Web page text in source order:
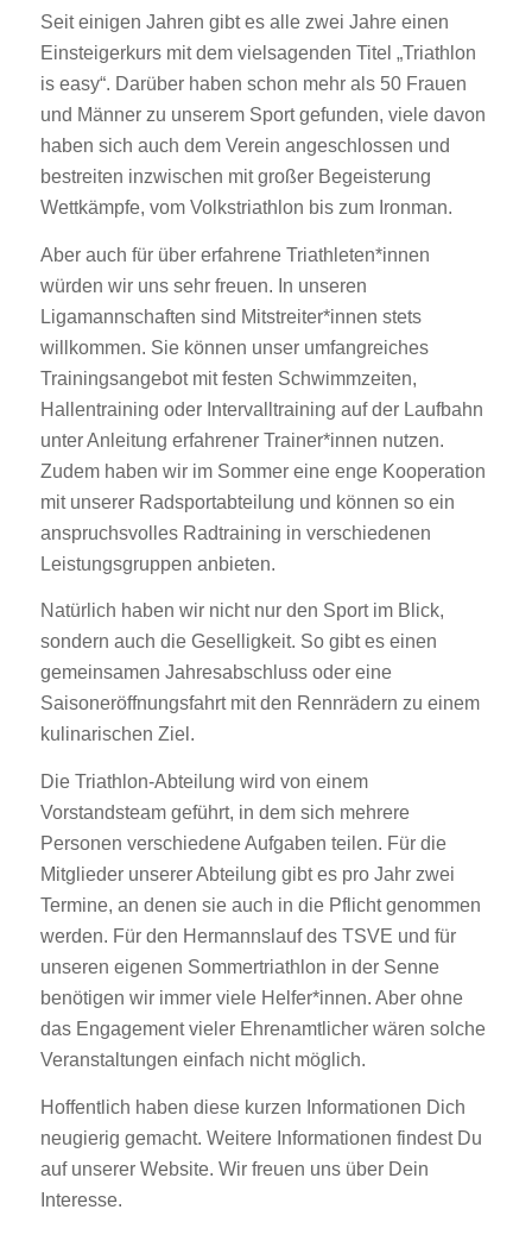
Seit einigen Jahren gibt es alle zwei Jahre einen
Einsteigerkurs mit dem vielsagenden Titel „Triathlon
is easy“. Darüber haben schon mehr als 50 Frauen
und Männer zu unserem Sport gefunden, viele davon
haben sich auch dem Verein angeschlossen und
bestreiten inzwischen mit großer Begeisterung
Wettkämpfe, vom Volkstriathlon bis zum Ironman.
Aber auch für über erfahrene Triathleten*innen
würden wir uns sehr freuen. In unseren
Ligamannschaften sind Mitstreiter*innen stets
willkommen. Sie können unser umfangreiches
Trainingsangebot mit festen Schwimmzeiten,
Hallentraining oder Intervalltraining auf der Laufbahn
unter Anleitung erfahrener Trainer*innen nutzen.
Zudem haben wir im Sommer eine enge Kooperation
mit unserer Radsportabteilung und können so ein
anspruchsvolles Radtraining in verschiedenen
Leistungsgruppen anbieten.
Natürlich haben wir nicht nur den Sport im Blick,
sondern auch die Geselligkeit. So gibt es einen
gemeinsamen Jahresabschluss oder eine
Saisoneröffnungsfahrt mit den Rennrädern zu einem
kulinarischen Ziel.
Die Triathlon-Abteilung wird von einem
Vorstandsteam geführt, in dem sich mehrere
Personen verschiedene Aufgaben teilen. Für die
Mitglieder unserer Abteilung gibt es pro Jahr zwei
Termine, an denen sie auch in die Pflicht genommen
werden. Für den Hermannslauf des TSVE und für
unseren eigenen Sommertriathlon in der Senne
benötigen wir immer viele Helfer*innen. Aber ohne
das Engagement vieler Ehrenamtlicher wären solche
Veranstaltungen einfach nicht möglich.
Hoffentlich haben diese kurzen Informationen Dich
neugierig gemacht. Weitere Informationen findest Du
auf unserer Website. Wir freuen uns über Dein
Interesse.